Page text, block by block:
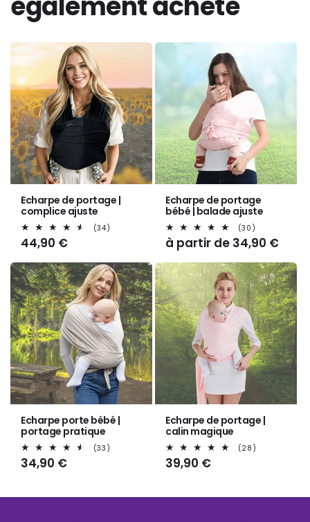
Echarpe de portage |
complice ajuste
(34)
Prix
44,90 €
Echarpe de portage
bébé | balade ajuste
(30)
total
des
Prix
habituel
à partir de 34,90 €
Echarpe porte bébé |
portage pratique
(33)
Prix
34,90 €
Echarpe de portage |
calin magique
(28)
Prix
39,90 €